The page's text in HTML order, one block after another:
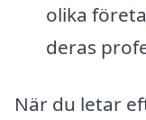
olika
deras
När du letar